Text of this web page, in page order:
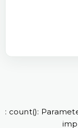
: count():